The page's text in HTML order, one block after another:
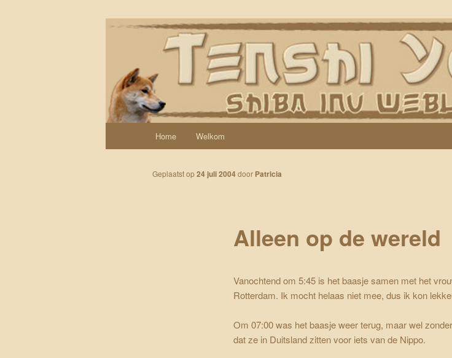
Spring naar de primaire inhoud
Tenshi Yoi
Een weblog over onze Shiba’s (Keiko, Rontu, Miyuki, Tatsu en Yumi)
Home Welkom
Alleen op de wereld
Geplaatst op24 juli 2004door Patricia
Vanochtend om 5:45 is het baasje samen met het
Rotterdam. Ik mocht helaas niet mee, dus ik kon
Om 07:00 was het baasje weer terug, maar wel
dat ze in Duitsland zitten voor iets van de Nippo.